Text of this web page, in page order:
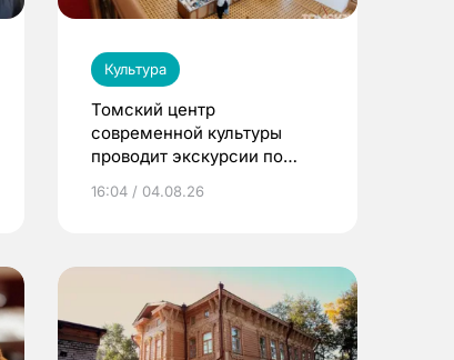
Культура
Томский центр
современной культуры
проводит экскурсии по
16:04 / 04.08.26